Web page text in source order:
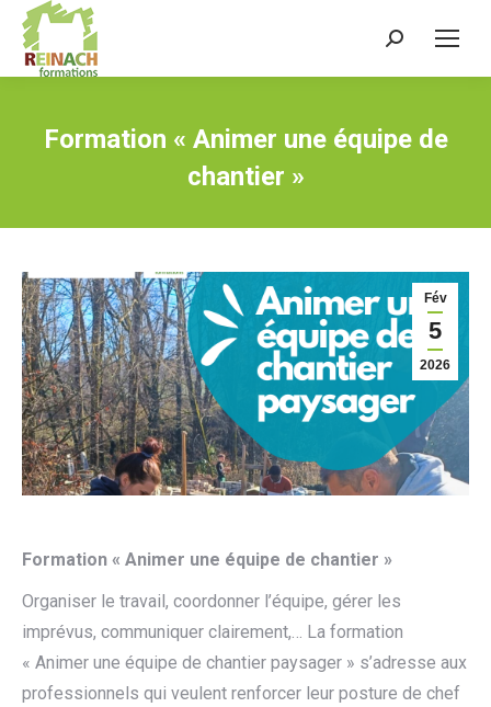
Recherche
:
Formation « Animer une équipe de
chantier »
Fév
5
2026
Formation « Animer une équipe de chantier »
Organiser le travail, coordonner l’équipe, gérer les
imprévus, communiquer clairement,… La formation
« Animer une équipe de chantier paysager » s’adresse aux
professionnels qui veulent renforcer leur posture de chef